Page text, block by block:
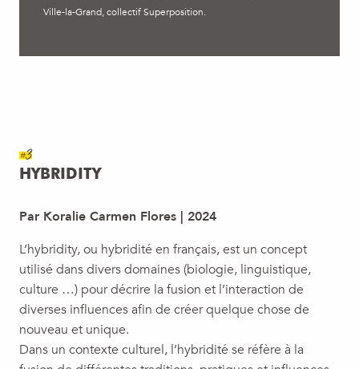
Ville-la-Grand, collectif Superposition.
#3
HYBRIDITY
Par Koralie Carmen Flores | 2024
L’hybridity, ou hybridité en français, est un concept
utilisé dans divers domaines (biologie, linguistique,
culture …) pour décrire la fusion et l’interaction de
diverses influences afin de créer quelque chose de
nouveau et unique.
Dans un contexte culturel, l’hybridité se réfère à la